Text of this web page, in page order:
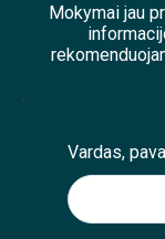
Mokymai jau
;
Vardas,